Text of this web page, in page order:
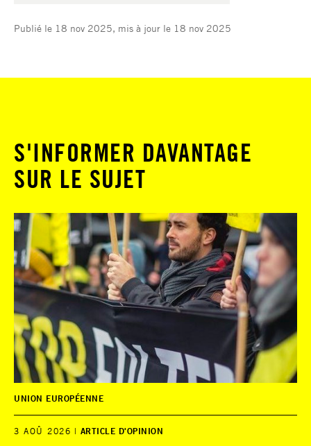
Publié le 18 nov 2025, mis à jour le 18 nov 2025
S'INFORMER DAVANTAGE
SUR LE SUJET
UNION EUROPÉENNE
3 AOÛ 2026 ARTICLE D'OPINION